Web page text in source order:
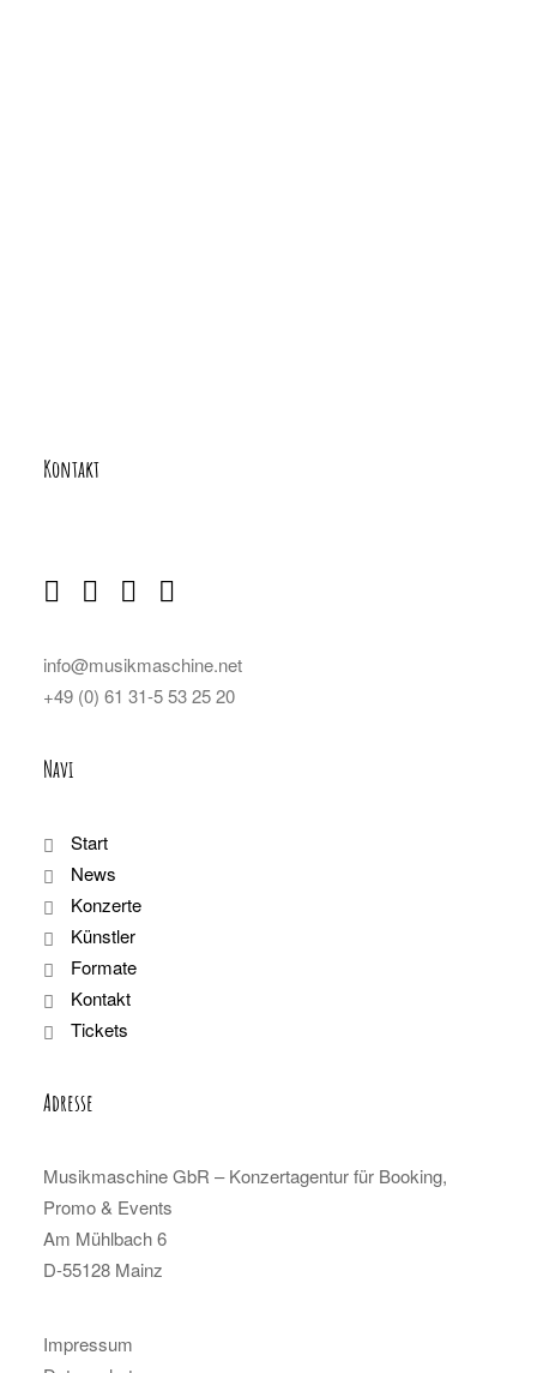
Kontakt
info@musikmaschine.net
+49 (0) 61 31-5 53 25 20
Navi
Start
News
Konzerte
Künstler
Formate
Kontakt
Tickets
Adresse
Musikmaschine GbR – Konzertagentur für Booking,
Promo & Events
Am Mühlbach 6
D-55128 Mainz
Impressum